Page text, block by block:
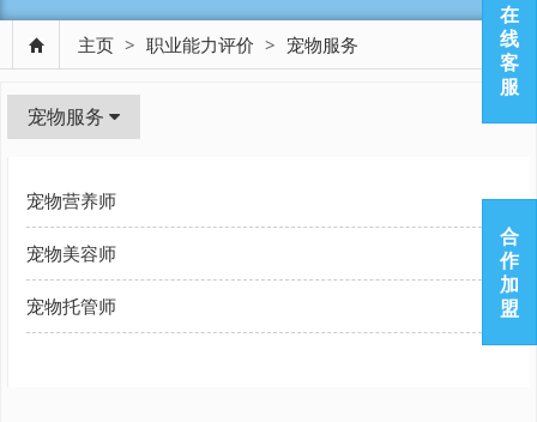
主页 > 职业能力评价 > 宠物服务
宠物服务
宠物营养师
宠物美容师
宠物托管师
在
线
客
服
合
作
加
盟